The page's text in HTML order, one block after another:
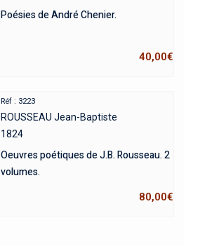
Poésies de André Chenier.
40,00€
Réf : 3223
ROUSSEAU Jean-Baptiste
1824
Oeuvres poétiques de J.B. Rousseau. 2
volumes.
80,00€